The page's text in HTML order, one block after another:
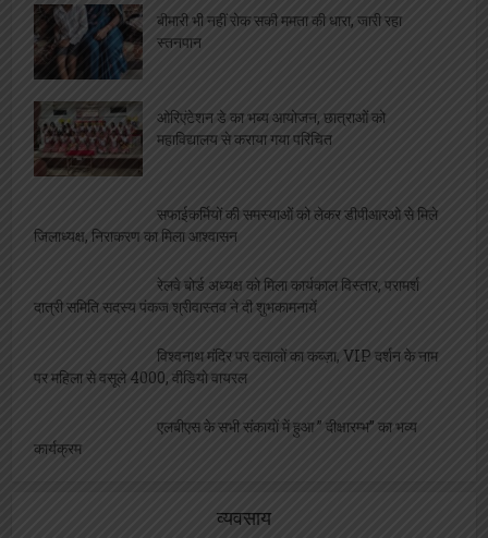
बीमारी भी नहीं रोक सकी ममता की धारा, जारी रहा
स्तनपान
ओरिएंटेशन डे का भब्य आयोजन, छात्राओं को
महाविद्यालय से कराया गया परिचित
सफाईकर्मियों की समस्याओं को लेकर डीपीआरओ से मिले
जिलाध्यक्ष, निराकरण का मिला आश्वासन
रेलवे बोर्ड अध्यक्ष को मिला कार्यकाल विस्तार, परामर्श
दात्री समिति सदस्य पंकज श्रीवास्तव ने दी शुभकामनायें
विश्वनाथ मंदिर पर दलालों का कब्ज़ा, VIP दर्शन के नाम
पर महिला से वसूले 4000, वीडियो वायरल
एलबीएस के सभी संकायों में हुआ ” दीक्षारम्भ” का भव्य
कार्यक्रम
व्यवसाय